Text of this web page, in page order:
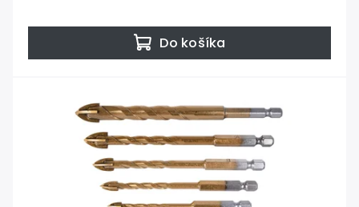
Do košíka